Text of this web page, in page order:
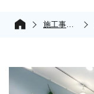
施工事例の紹介